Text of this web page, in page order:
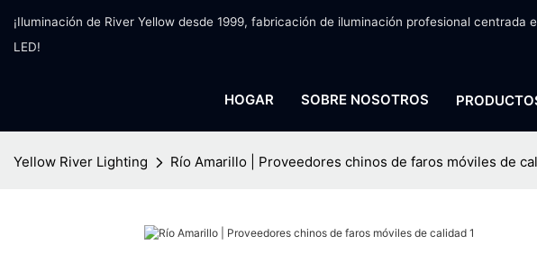
¡Iluminación de River Yellow desde 1999, fabricación de iluminación profesional centrada
LED!
HOGAR SOBRE NOSOTROS
Yellow River Lighting Río Amarillo | Proveedores chinos de faros móviles de